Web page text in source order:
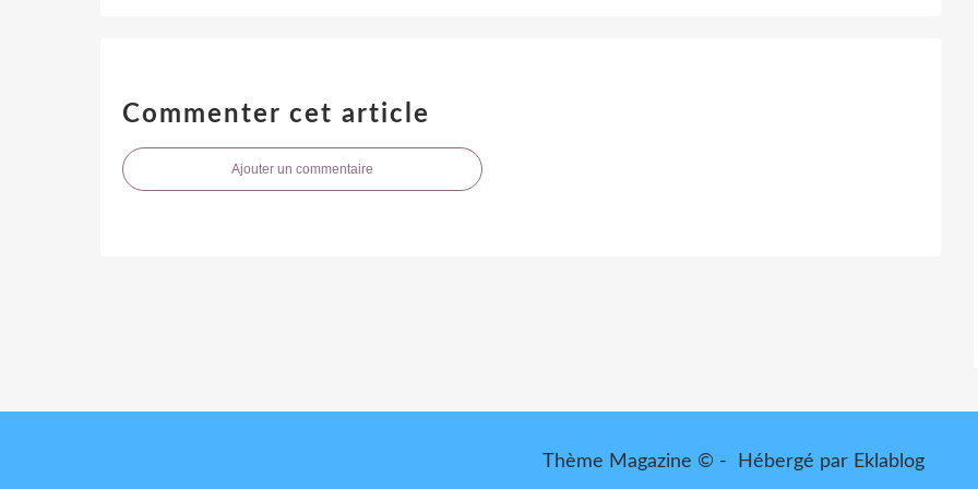
Commenter cet article
Ajouter un commentaire
Thème Magazine © - Hébergé par Eklablog